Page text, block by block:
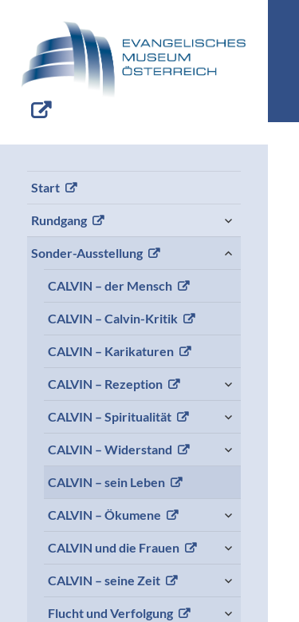
Start
Rundgang
Sonder-Ausstellung
expand
CALVIN – der Mensch
CALVIN – Calvin-Kritik
CALVIN – Karikaturen
CALVIN – Rezeption
CALVIN – Spiritualität
CALVIN – Widerstand
CALVIN – sein Leben
CALVIN – Ökumene
CALVIN und die Frauen
CALVIN – seine Zeit
Flucht und Verfolgung